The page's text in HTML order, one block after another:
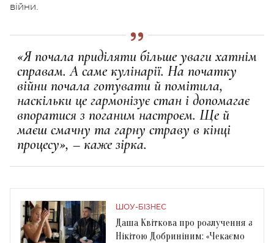
війни.
«Я почала приділяти більше уваги хатнім
справам. А саме кулінарії. На початку
війни почала готувати й помітила,
наскільки це гармонізує стан і допомагає
впоратися з поганим настроєм. Ще й
маєш смачну та гарну страву в кінці
процесу», – каже зірка.
ШОУ-БІЗНЕС
Даша Квіткова про розлучення з
Нікітою Добриніним: «Чекаємо